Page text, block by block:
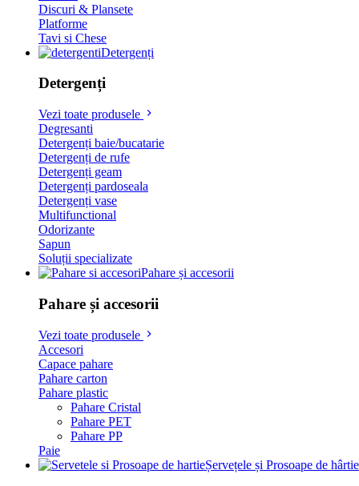
Discuri & Plansete
Platforme
Tavi si Chese
Detergenți
Detergenți
Vezi toate produsele
Degresanti
Detergenți baie/bucatarie
Detergenți de rufe
Detergenți geam
Detergenți pardoseala
Detergenți vase
Multifunctional
Odorizante
Sapun
Soluții specializate
Pahare și accesorii
Pahare și accesorii
Vezi toate produsele
Accesori
Capace pahare
Pahare carton
Pahare plastic
Pahare Cristal
Pahare PET
Pahare PP
Paie
Șervețele și Prosoape de hârtie